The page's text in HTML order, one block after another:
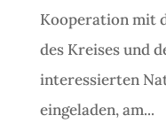
Kooperation mit
des Kreises und
interessierten
eingeladen, am...